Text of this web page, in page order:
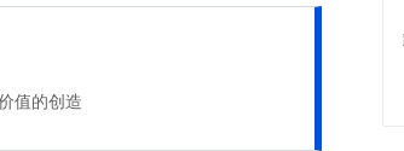
值的创造